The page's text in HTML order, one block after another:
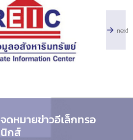
next
จดหมายข่าวอีเล็กทรอ
นิกส์